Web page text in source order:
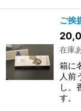
ご挨
在庫
箱に
人前
し。
す。